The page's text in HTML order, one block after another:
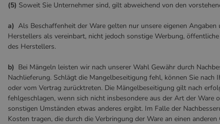
(5) Soweit Sie Unternehmer sind, gilt abweichend von den
a) Als Beschaffenheit der Ware gelten nur unsere eigenen
Herstellers als vereinbart, nicht jedoch sonstige Werbung,
des Herstellers.
b) Bei Mängeln leisten wir nach unserer Wahl Gewähr durch
Nachlieferung. Schlägt die Mangelbeseitigung fehl, können Sie nach
oder vom Vertrag zurücktreten. Die Mängelbeseitigung gilt nach
fehlgeschlagen, wenn sich nicht insbesondere aus der Art der Ware
sonstigen Umständen etwas anderes ergibt. Im Falle der
Kosten tragen, die durch die Verbringung der Ware an einen